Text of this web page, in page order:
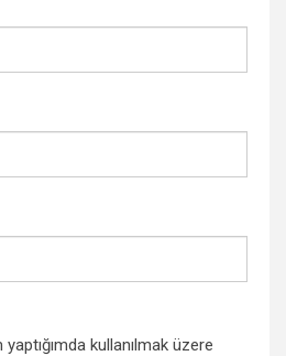
kullanılmak üzere